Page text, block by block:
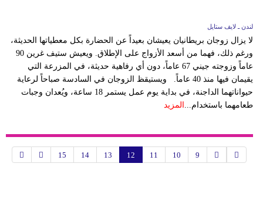
لندن ـ لايف ستايل
لا يزال زوجان بريطانيان يعيشان بعيداً عن الحضارة بكل معطياتها الحديثة،
ورغم ذلك، فهما من أسعد الأزواج على الإطلاق. ويعيش ستيف غرين 90
عاماً وزوجته جيني 67 عاماً، دون أي رفاهية حديثة، في المزرعة التي
يقيمان فيها منذ 40 عاماً. ويستيقظ الزوجان في السادسة صباحاً لرعاية
حيواناتهما الداجنة، في بداية يوم عمل يستمر 18 ساعة، ويُعدان وجبات
طعامهما باستخدام...
المزيد
9
10
11
12
13
14
15